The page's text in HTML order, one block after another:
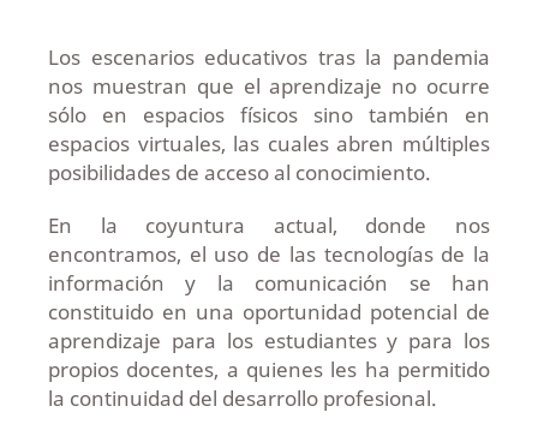
Los escenarios educativos tras la pandemia
nos muestran que el aprendizaje no ocurre
sólo en espacios físicos sino también en
espacios virtuales, las cuales abren múltiples
posibilidades de acceso al conocimiento.
En la coyuntura actual, donde nos
encontramos, el uso de las tecnologías de la
información y la comunicación se han
constituido en una oportunidad potencial de
aprendizaje para los estudiantes y para los
propios docentes, a quienes les ha permitido
la continuidad del desarrollo profesional.